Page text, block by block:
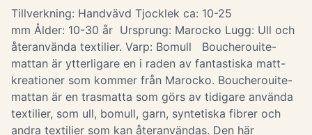
Tillverkning: Handvävd Tjocklek ca: 10-25
mm Ålder: 10-30 år Ursprung: Marocko Lugg: Ull och
återanvända textilier. Varp: Bomull Boucherouite-
mattan är ytterligare en i raden av fantastiska matt-
kreationer som kommer från Marocko. Boucherouite-
mattan är en trasmatta som görs av tidigare använda
textilier, som ull, bomull, garn, syntetiska fibrer och
andra textilier som kan återanvändas. Den här